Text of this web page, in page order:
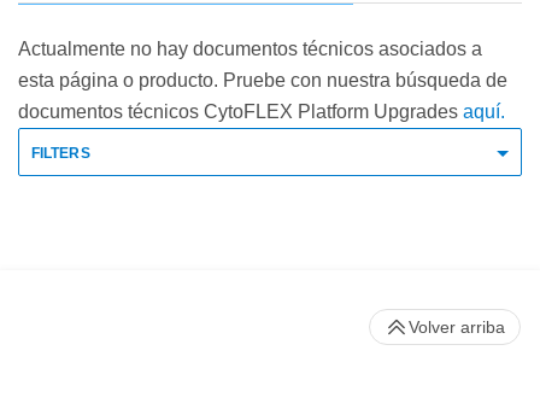
Actualmente no hay documentos técnicos asociados a
esta página o producto. Pruebe con nuestra búsqueda de
documentos técnicos CytoFLEX Platform Upgrades aquí.
FILTERS
Volver arriba